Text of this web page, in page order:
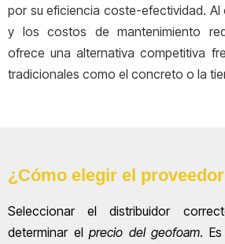
por su eficiencia coste-efectividad. Al
y los costos de mantenimiento
ofrece una alternativa competitiva
tradicionales como el concreto o la
¿Cómo elegir el
Seleccionar el distribuidor
determinar elprecio del geofoam.